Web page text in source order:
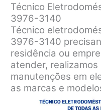
Técnico
3976-3140
Técnico
3976-3140
residência ou
atender,
manutenções em
as marcas e